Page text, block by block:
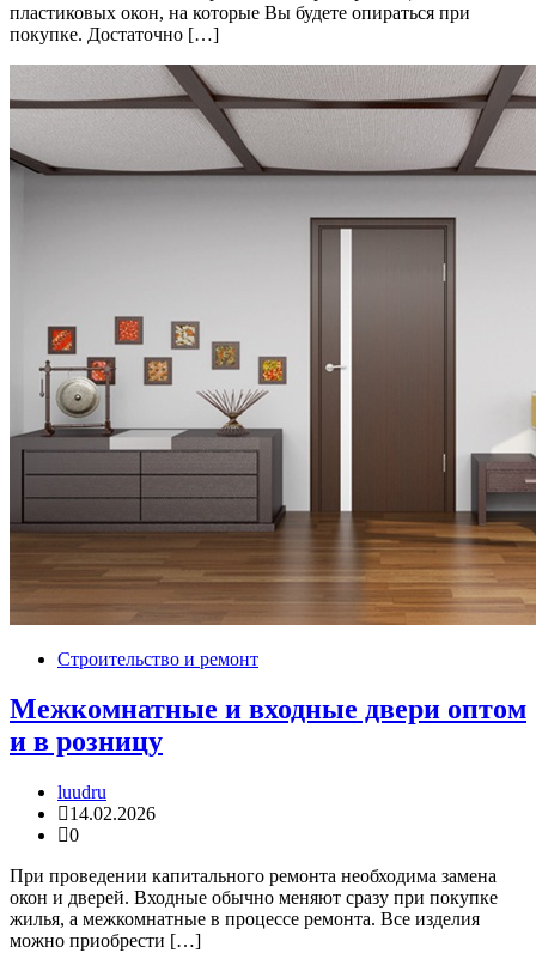
пластиковых окон, на которые Вы будете опираться при
покупке. Достаточно […]
Строительство и ремонт
Межкомнатные и входные двери оптом
и в розницу
luudru
14.02.2026
0
При проведении капитального ремонта необходима замена
окон и дверей. Входные обычно меняют сразу при покупке
жилья, а межкомнатные в процессе ремонта. Все изделия
можно приобрести […]